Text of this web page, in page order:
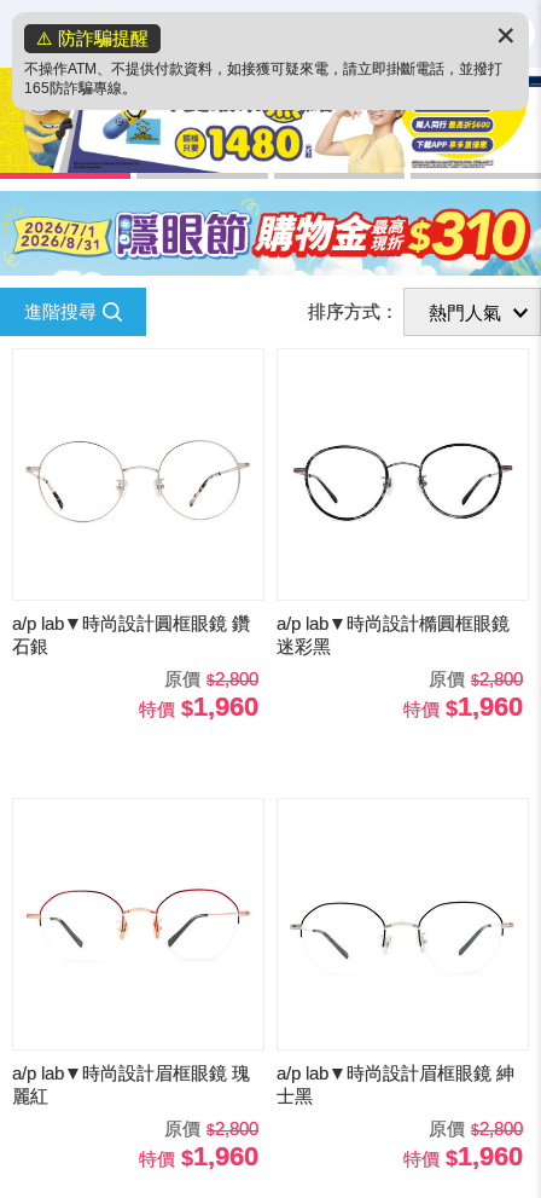
⚠️ 防詐騙提醒
不操作ATM、不提供付款資料，如接獲可疑來電，請立即掛斷電話，並撥打
165防詐騙專線。
✕
進階搜尋 排序方式：
a/p lab▼時尚設計圓框眼鏡 鑽
石銀
原價
2,800
特價
1,960
a/p lab▼時尚設計橢圓框眼鏡
迷彩黑
原價
2,800
特價
1,960
a/p lab▼時尚設計眉框眼鏡 瑰
麗紅
原價
2,800
特價
1,960
a/p lab▼時尚設計眉框眼鏡 紳
士黑
原價
2,800
特價
1,960